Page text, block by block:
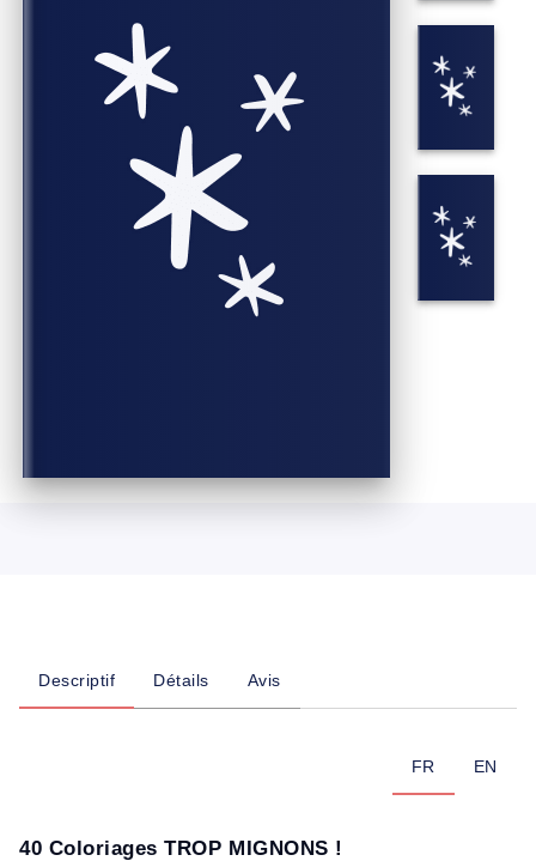
Descriptif Détails Avis
FR EN
40 Coloriages TROP MIGNONS !